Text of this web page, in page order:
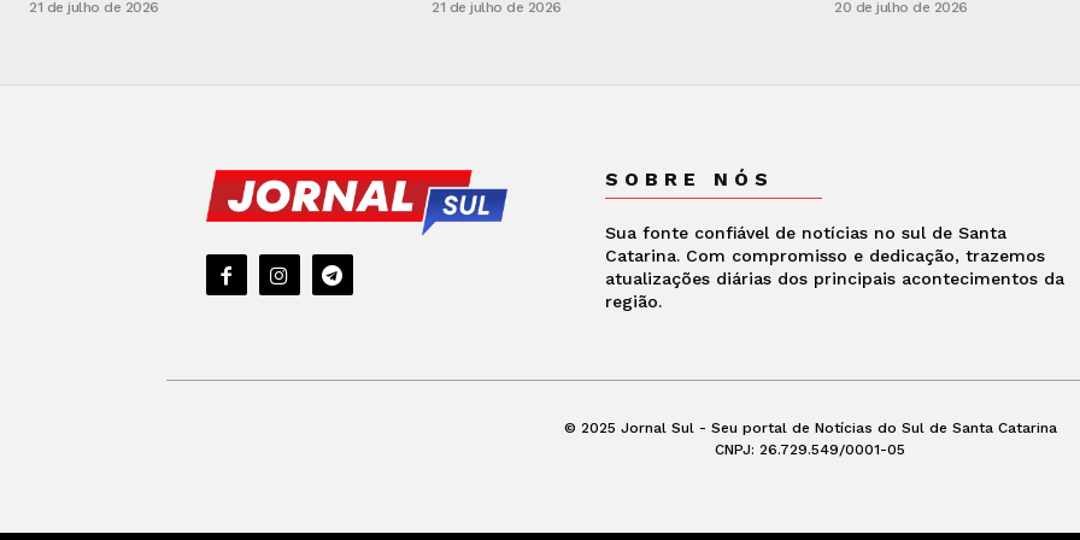
21 de julho de 2026 21 de julho de 2026 20 de julho de 2026
SOBRE NÓS
Sua fonte confiável de notícias no sul de Santa
Catarina. Com compromisso e dedicação, trazemos
atualizações diárias dos principais acontecimentos da
região.
© 2025 Jornal Sul - Seu portal de Notícias do Sul de Santa Catarina
CNPJ: 26.729.549/0001-05